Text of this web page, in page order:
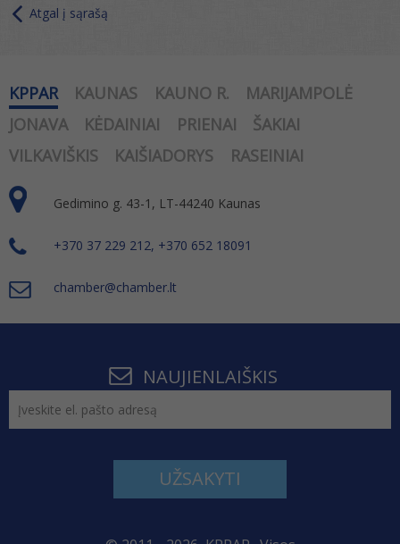
Atgal į sąrašą
KPPAR KAUNAS KAUNO R.
MARIJAMPOLĖ
JONAVA
KĖDAINIAI PRIENAI
ŠAKIAI
VILKAVIŠKIS
KAIŠIADORYS RASEINIAI
Gedimino g. 43-1, LT-44240 Kaunas
+370 37 229 212, +370 652 18091
chamber@chamber.lt
NAUJIENLAIŠKIS
UŽSAKYTI